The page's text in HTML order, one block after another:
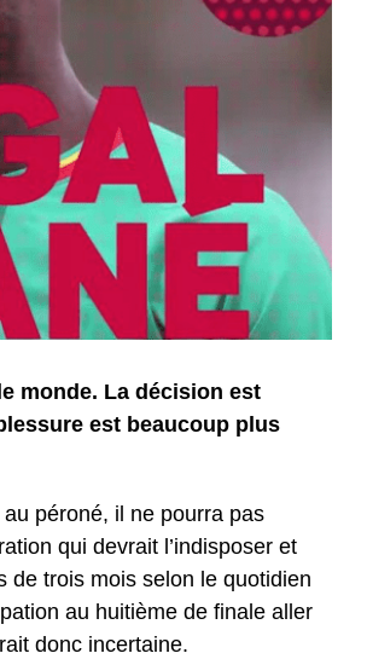
monde. La décision est
est beaucoup plus
au péroné, il ne pourra pas
qui devrait l’indisposer et
de trois mois selon le quotidien
au huitième de finale aller
donc incertaine.